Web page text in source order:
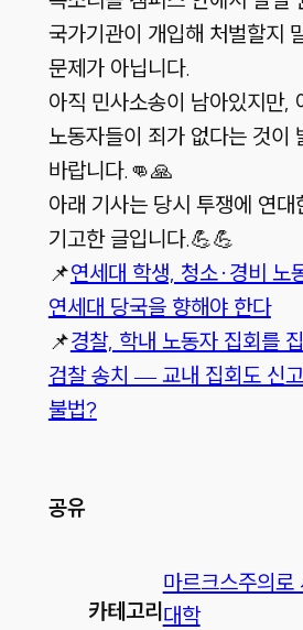
국가기관이 개입해 처벌할지
문제가 아닙니다.
아직 민사소송이 남아있지만,
노동자들이 죄가 없다는 것이
바랍니다.👊🙏
아래 기사는 당시 투쟁에 연대
기고한 글입니다.💪💪
📌연세대 학생, 청소·경비 노
연세대 당국을 향해야 한다
📌경찰, 학내 노동자 집회를
검찰 송치 — 교내 집회도 신
불법?
공유
카테고리
마르크스주의로
대학